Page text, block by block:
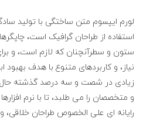
لورم ایپسوم متن ساختگی با تولید
استفاده از طراحان گرافیک است،
ستون و سطرآنچنان که لازم است، و
نیاز، و کاربردهای متنوع با هدف بهبود
زیادی در شصت و سه درصد گذشته حال
و متخصصان را می طلبد، تا با نرم
رایانه ای علی الخصوص طراحان